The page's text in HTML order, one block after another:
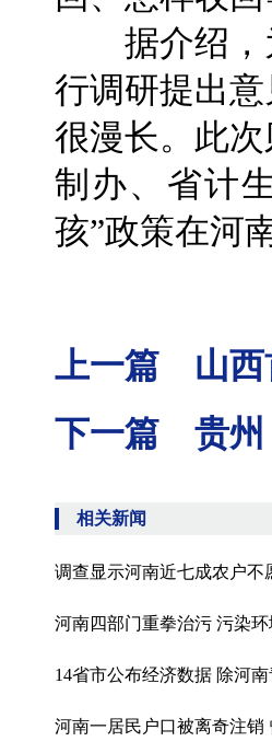
据介绍，为
行调研提出
很漫长。此
制办、省计
孩”政策在河
上一篇 山西
下一篇 贵州
相关新闻
调查显示河南近七成农户不
河南四部门重拳治污 污染
14省市公布经济数据 除河
河南一居民户口被离奇注销